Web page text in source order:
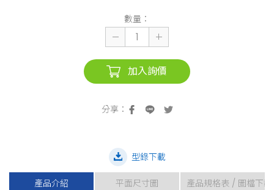
數量：
加入詢價
產品介紹 平面尺寸圖 產品規格表 / 圖檔下載
型錄下載